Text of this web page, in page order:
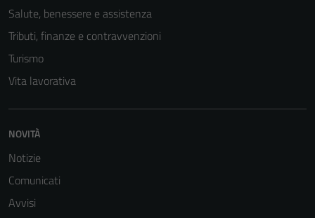
Salute, benessere e assistenza
Tributi, finanze e contravvenzioni
Turismo
Vita lavorativa
NOVITÀ
Notizie
Comunicati
Avvisi